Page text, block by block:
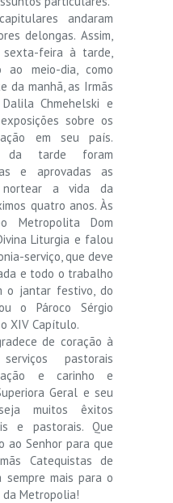
andaram
delongas. Assim,
feira à tarde,
meio-dia, como
da manhã, as Irmãs
Chmehelski e
sobre os
em seu país.
da tarde foram
e aprovadas as
nortear a vida da
quatro anos. Às
Metropolita Dom
Liturgia e falou
serviço, que deve
e todo o trabalho
o jantar festivo, do
o Pároco Sérgio
XIV Capítulo.
de coração à
pastorais
e carinho e
Geral e seu
muitos êxitos
e pastorais. Que
ao Senhor para que
Catequistas de
sempre mais para o
da Metropolia!